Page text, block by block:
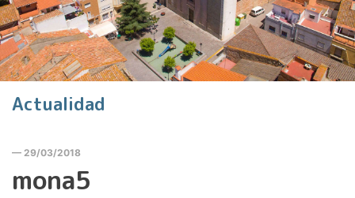
Actualidad
— 29/03/2018
mona5